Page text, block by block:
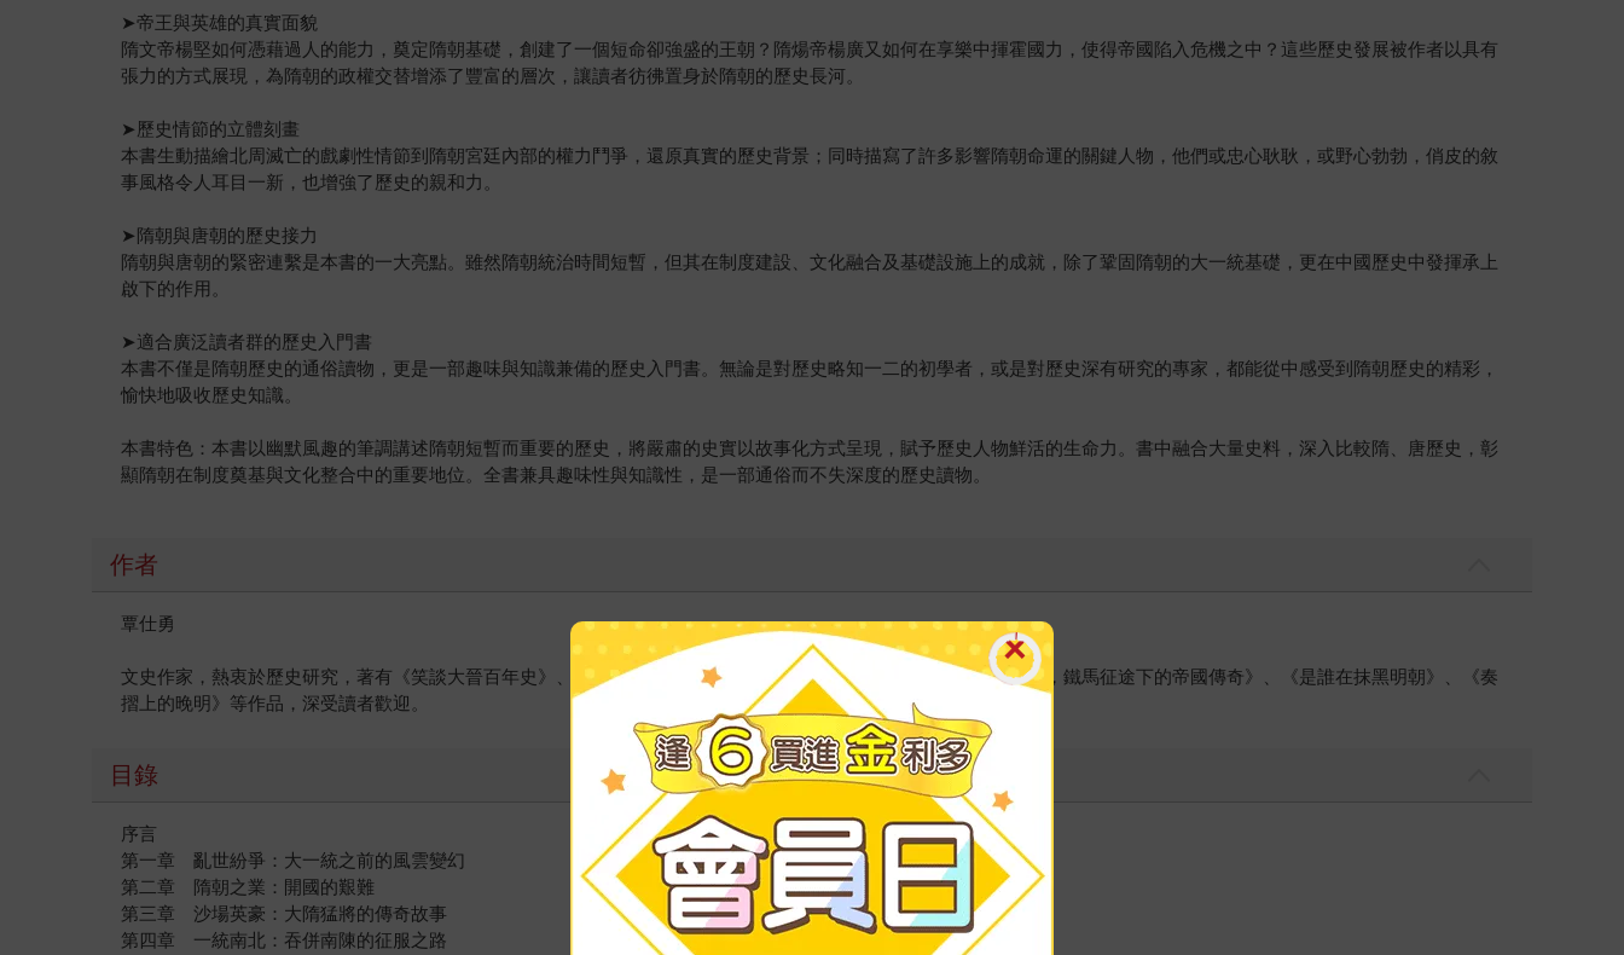
➤帝王與英雄的真實面貌
隋文帝楊堅如何憑藉過人的能力，奠定隋朝基礎，創建了一個短命卻強盛的王朝？隋煬帝楊廣又如何在享樂中揮霍國力，使得帝國陷入危機之中？這些歷史發展被作者以具有
張力的方式展現，為隋朝的政權交替增添了豐富的層次，讓讀者彷彿置身於隋朝的歷史長河。
➤歷史情節的立體刻畫
本書生動描繪北周滅亡的戲劇性情節到隋朝宮廷內部的權力鬥爭，還原真實的歷史背景；同時描寫了許多影響隋朝命運的關鍵人物，他們或忠心耿耿，或野心勃勃，俏皮的敘
事風格令人耳目一新，也增強了歷史的親和力。
➤隋朝與唐朝的歷史接力
隋朝與唐朝的緊密連繫是本書的一大亮點。雖然隋朝統治時間短暫，但其在制度建設、文化融合及基礎設施上的成就，除了鞏固隋朝的大一統基礎，更在中國歷史中發揮承上
啟下的作用。
➤適合廣泛讀者群的歷史入門書
本書不僅是隋朝歷史的通俗讀物，更是一部趣味與知識兼備的歷史入門書。無論是對歷史略知一二的初學者，或是對歷史深有研究的專家，都能從中感受到隋朝歷史的精彩，
愉快地吸收歷史知識。
本書特色：本書以幽默風趣的筆調講述隋朝短暫而重要的歷史，將嚴肅的史實以故事化方式呈現，賦予歷史人物鮮活的生命力。書中融合大量史料，深入比較隋、唐歷史，彰
顯隋朝在制度奠基與文化整合中的重要地位。全書兼具趣味性與知識性，是一部通俗而不失深度的歷史讀物。
作者
覃仕勇
文史作家，熱衷於歷史研究，著有《笑談大晉百年史》、《炎漢崛起！帝國興衰的無情博弈》、《風雲黃沙下的大元，鐵馬征途下的帝國傳奇》、《是誰在抹黑明朝》、《奏
摺上的晚明》等作品，深受讀者歡迎。
目錄
序言
第一章 亂世紛爭：大一統之前的風雲變幻
第二章 隋朝之業：開國的艱難
第三章 沙場英豪：大隋猛將的傳奇故事
第四章 一統南北：吞併南陳的征服之路